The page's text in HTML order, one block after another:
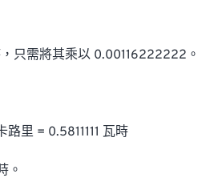
只需將其乘以 0.00116222222。
里 = 0.5811111 瓦時
。